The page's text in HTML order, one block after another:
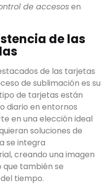
Ver todos los
resultados
de accesosen
de las
de las tarjetas
de sublimación es su
de tarjetas están
diario en entornos
en una elección ideal
soluciones de
se integra
creando una imagen
que también se
tiempo.